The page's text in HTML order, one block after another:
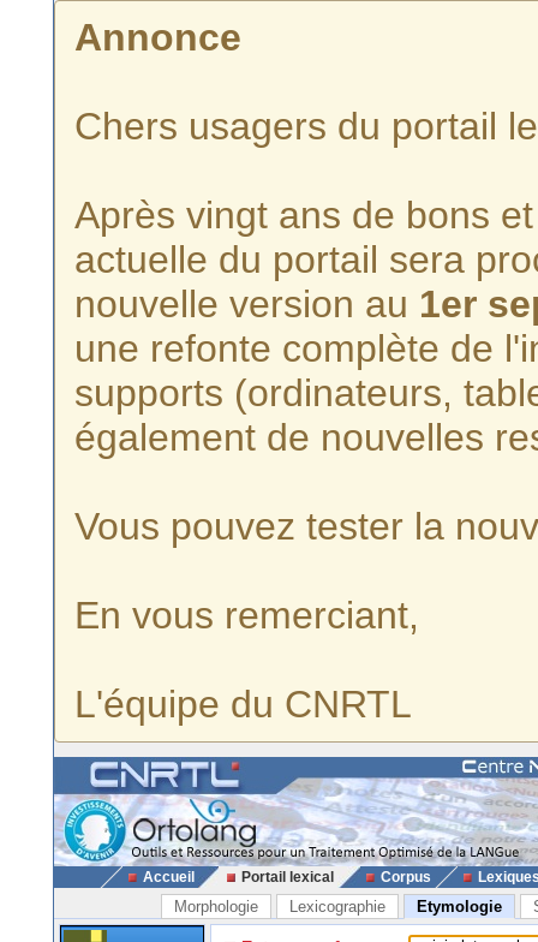
Annonce
Chers usagers du portail
Après vingt ans de bons
actuelle du portail sera
nouvelle version au 1er
une refonte complète de
supports (ordinateurs,
également de nouvelles
Vous pouvez tester la
En vous remerciant,
L'équipe du CNRTL
Accueil Portail lexical Corpus
Morphologie Lexicographie Etymologie